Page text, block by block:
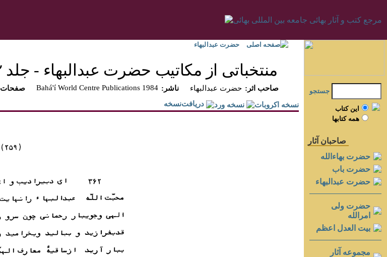
صفحه اصلی حضرت عبدالبهاء
منتخباتى از مكاتيب حضرت عبدالبهاء - جلد ۲
:صفحات Bahá'í World Centre Publications 1984 :ناشر حضرت عبدالبهاء
:صاحب اثر
جستجو
اين کتاب
همه کتابها
صاحبان آثار
حضرت بهاءالله
حضرت باب
حضرت عبدالبهاء
حضرت ولی
امرالله
بيت العدل اعظم
مجموعه آثار